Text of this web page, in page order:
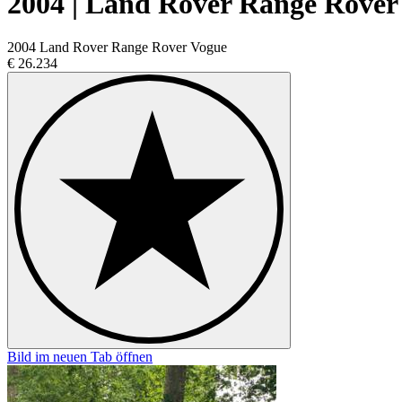
2004 Land Rover Range Rover Vogue
€ 26.234
Bild im neuen Tab öffnen